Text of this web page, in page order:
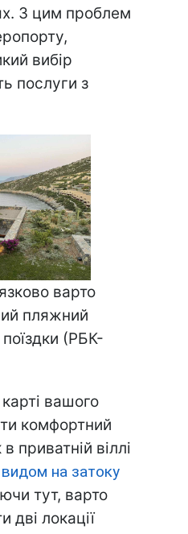
З цим проблем
вибір
послуги з
варто
пляжний
поїздки (РБК-
вашого
комфортний
приватній віллі
на затоку
тут, варто
дві локації